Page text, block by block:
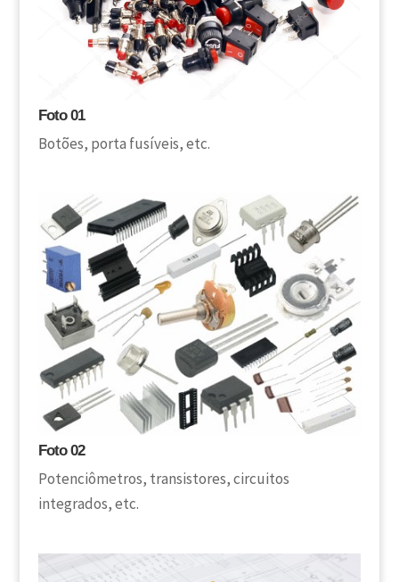
Foto 01
Botões, porta fusíveis, etc.
Foto 02
Potenciômetros, transistores, circuitos
integrados, etc.